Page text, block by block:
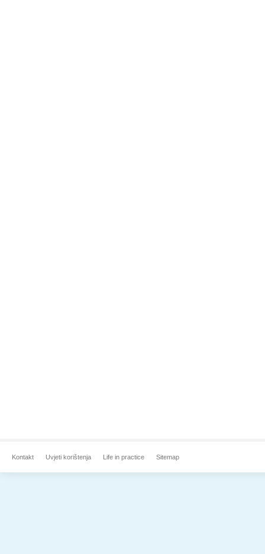
Kontakt Uvjeti korištenja Life in practice Sitemap